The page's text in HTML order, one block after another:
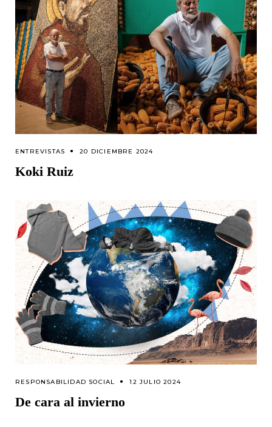
ENTREVISTAS 20 DICIEMBRE 2024
Koki Ruiz
RESPONSABILIDAD SOCIAL 12 JULIO 2024
De cara al invierno